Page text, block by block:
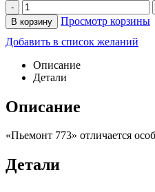
-
В корзину
Просмотр корзины
Добавить в список желаний
Описание
Детали
Описание
«Пьемонт 773» отличается
Детали